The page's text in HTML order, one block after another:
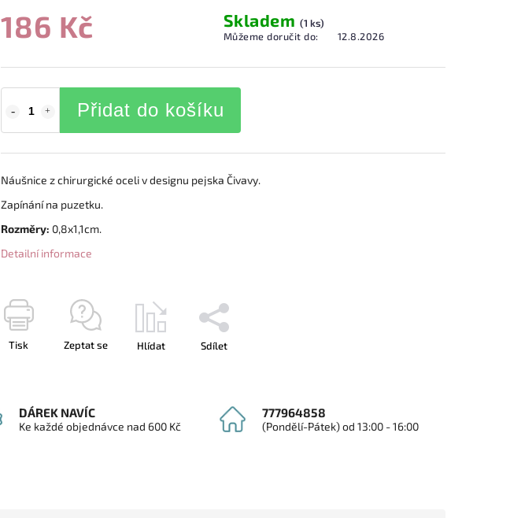
186 Kč Skladem (1 ks)
Můžeme doručit do:
12.8.2026
Přidat do košíku
Náušnice z chirurgické oceli v designu pejska Čivavy.
Zapínání na puzetku.
Rozměry: 0,8x1,1cm.
Detailní informace
Tisk Zeptat se Hlídat Sdílet
DÁREK NAVÍC
Ke každé objednávce nad 600 Kč
777964858
(Pondělí-Pátek) od 13:00 - 16:00